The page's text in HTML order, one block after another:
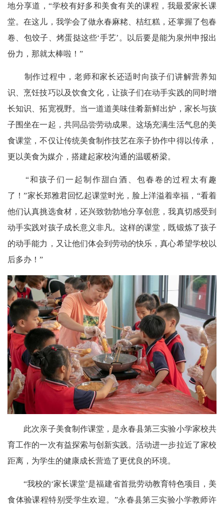
地分享道，“学校有好多和美食有关的课程，我最爱家长课
堂。在这儿，我学会了做永春麻粩、桔红糕，还掌握了包春
卷、包饺子、烤蛋挞这些‘手艺’。以后要是能为泉州申报出
份力，那就太棒啦！”
制作过程中，老师和家长还适时向孩子们讲解营养知
识、烹饪技巧以及饮食文化，让孩子们在动手实践的同时增
长知识、拓宽视野。当一道道美味佳肴新鲜出炉，家长与孩
子围坐在一起，共同品尝劳动成果。这场充满生活气息的美
食课堂，不仅让传统美食制作技艺在亲子协作中得以传承，
更以美食为媒介，搭建起家校沟通的温暖桥梁。
“和孩子们一起制作甜白酒、包春卷的过程太有趣
了！”家长郑雅君回忆起课堂时光，脸上洋溢着幸福，“看着
他们认真挑选食材，还兴致勃勃地分享创意，我真切感受到
动手实践对孩子成长意义非凡。这样的课堂，既锻炼了孩子
的动手能力，又让他们体会到劳动的快乐，真心希望学校以
后多办！”
此次亲子美食制作课堂，是永春县第三实验小学家校共
育工作的一次有益探索与创新实践。活动进一步拉近了家校
距离，为学生的健康成长营造了更优良的环境。
“我校的‘家长课堂’是福建省首批劳动教育特色项目，美
食体验课程特别受学生欢迎。”永春县第三实验小学教师许